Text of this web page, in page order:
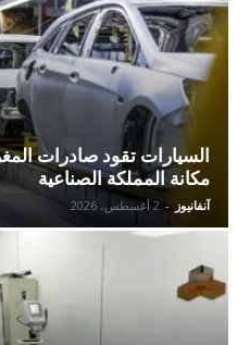
مكانة المملكة الصناعية
آنفانيوز - 2 أغسطس، 2026